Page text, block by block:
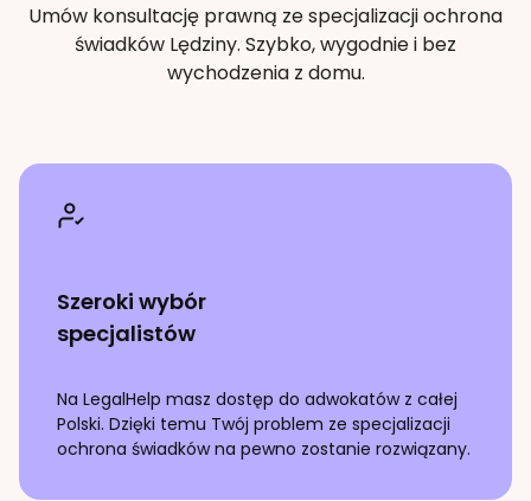
Umów konsultację prawną ze specjalizacjiochrona
świadków Lędziny. Szybko, wygodnie i bez
wychodzenia z domu.
Szeroki wybór
specjalistów
Na LegalHelp masz dostęp do adwokatów z całej
Polski. Dzięki temu Twój problem ze specjalizacji
ochrona świadkówna pewno zostanie rozwiązany.